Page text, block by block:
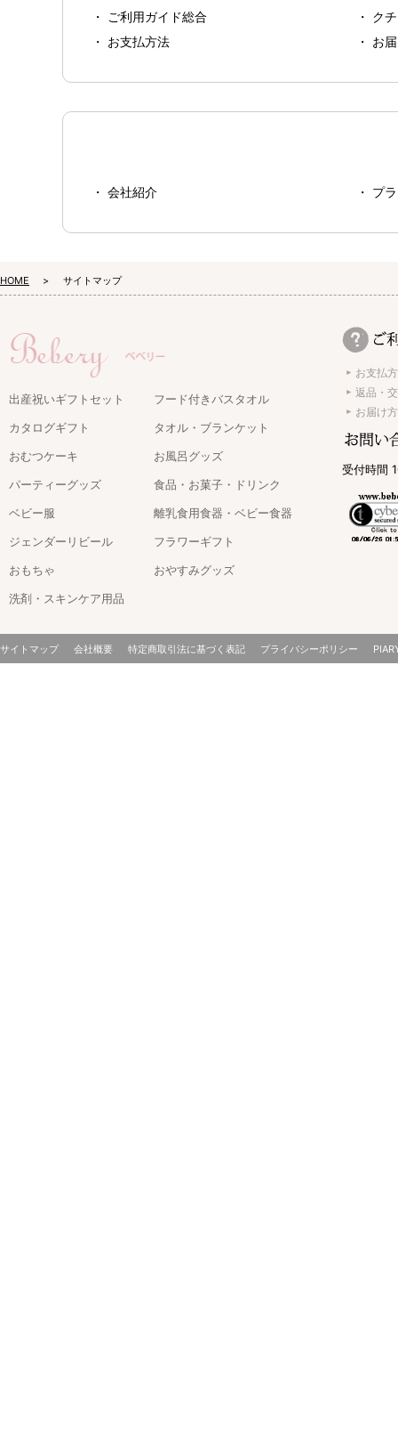
ご利用ガイド総合
ク
お支払方法
お
会社紹介 プ
HOME サイトマップ
出産祝いギフトセット
フード付きバスタオル
カタログギフト
タオル・ブランケット
おむつケーキ
お風呂グッズ
パーティーグッズ
食品・お菓子・ドリンク
ベビー服
離乳食用食器・ベビー食器
ジェンダーリビール
フラワーギフト
おもちゃ
おやすみグッズ
洗剤・スキンケア用品
お支払
返品・
お届け
受付時間
サイトマップ 会社概要 特定商取引法に基づく表記 プライバシーポリシー